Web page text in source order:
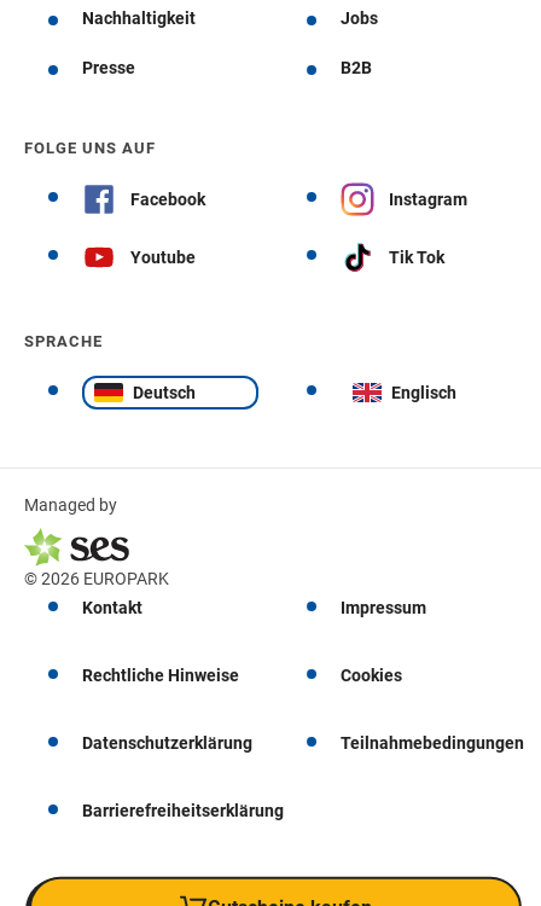
Nachhaltigkeit Jobs
Presse B2B
FOLGE UNS AUF
Facebook Instagram
Youtube Tik Tok
SPRACHE
Deutsch Englisch
Managed by
© 2026 EUROPARK
Kontakt
Impressum
Rechtliche Hinweise Cookies
Datenschutzerklärung Teilnahmebedingungen
Barrierefreiheitserklärung